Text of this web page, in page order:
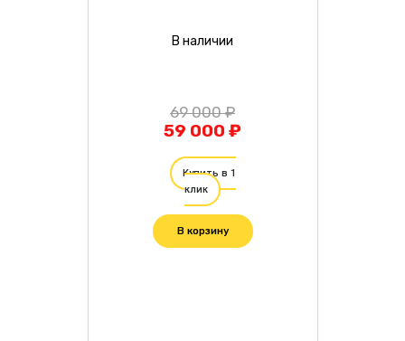
В наличии
69 000 ₽
59 000 ₽
Купить в 1
клик
В корзину